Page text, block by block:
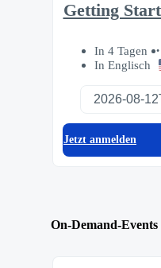
Getting
In 4 Tagen
In Englisch
Jetzt anmelden
On-Demand-Events